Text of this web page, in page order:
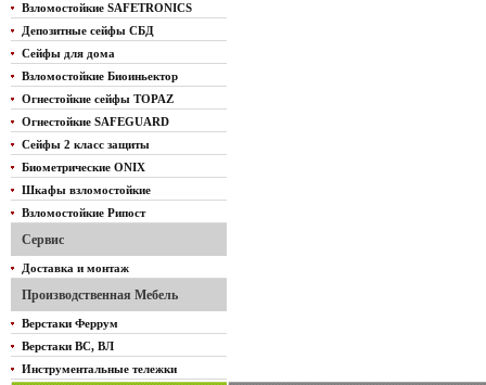
Взломостойкие SAFETRONICS
Депозитные сейфы СБД
Сейфы для дома
Взломостойкие Биоиньектор
Огнестойкие сейфы TOPAZ
Огнестойкие SAFEGUARD
Сейфы 2 класс защиты
Биометрические ONIX
Шкафы взломостойкие
Взломостойкие Рипост
Сервис
Доставка и монтаж
Производственная Мебель
Верстаки Феррум
Верстаки ВС, ВЛ
Инструментальные тележки